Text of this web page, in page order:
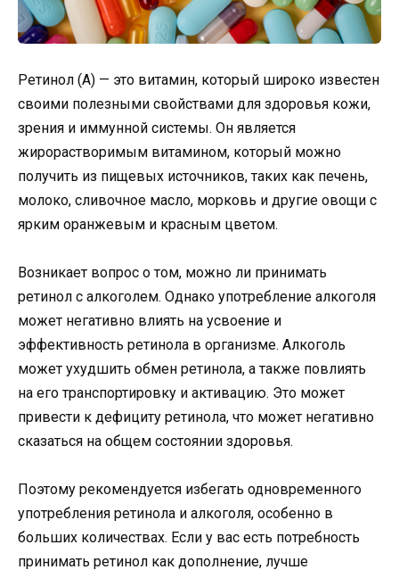
Ретинол (A) — это витамин, который широко известен
своими полезными свойствами для здоровья кожи,
зрения и иммунной системы. Он является
жирорастворимым витамином, который можно
получить из пищевых источников, таких как печень,
молоко, сливочное масло, морковь и другие овощи с
ярким оранжевым и красным цветом.
Возникает вопрос о том, можно ли принимать
ретинол с алкоголем. Однако употребление алкоголя
может негативно влиять на усвоение и
эффективность ретинола в организме. Алкоголь
может ухудшить обмен ретинола, а также повлиять
на его транспортировку и активацию. Это может
привести к дефициту ретинола, что может негативно
сказаться на общем состоянии здоровья.
Поэтому рекомендуется избегать одновременного
употребления ретинола и алкоголя, особенно в
больших количествах. Если у вас есть потребность
принимать ретинол как дополнение, лучше